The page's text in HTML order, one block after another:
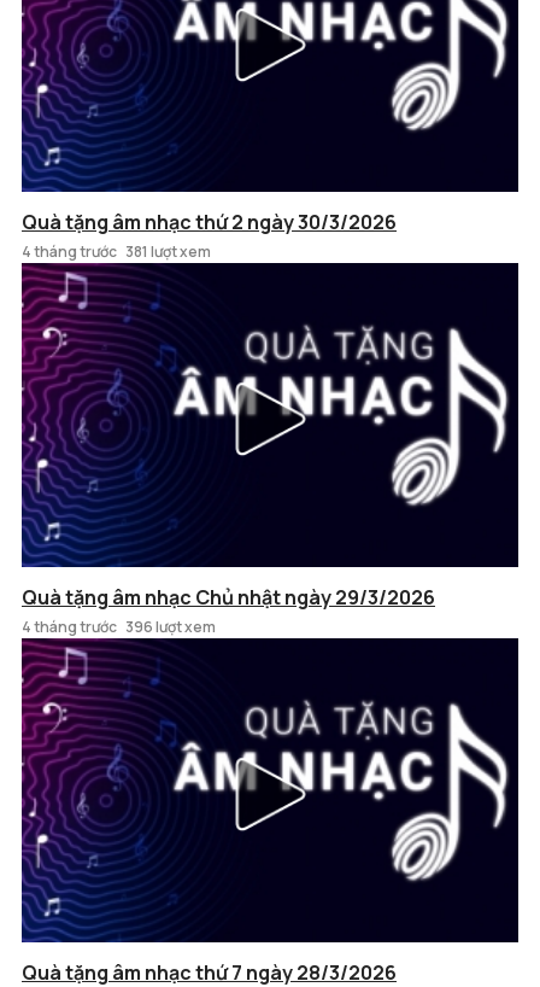
Quà tặng âm nhạc thứ 2 ngày 30/3/2026
4 tháng trước 381 lượt xem
Quà tặng âm nhạc Chủ nhật ngày 29/3/2026
4 tháng trước 396 lượt xem
Quà tặng âm nhạc thứ 7 ngày 28/3/2026